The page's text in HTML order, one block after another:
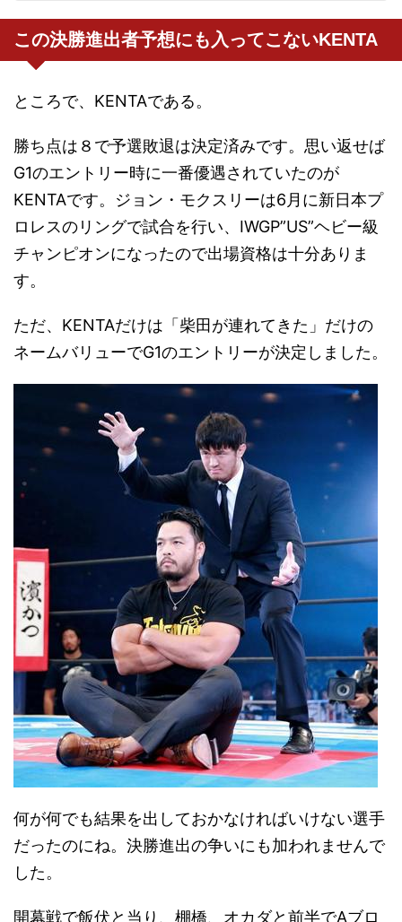
この決勝進出者予想にも入ってこないKENTA
ところで、KENTAである。
勝ち点は８で予選敗退は決定済みです。思い返せば
G1のエントリー時に一番優遇されていたのが
KENTAです。ジョン・モクスリーは6月に新日本プ
ロレスのリングで試合を行い、IWGP”US”ヘビー級
チャンピオンになったので出場資格は十分ありま
す。
ただ、KENTAだけは「柴田が連れてきた」だけの
ネームバリューでG1のエントリーが決定しました。
何が何でも結果を出しておかなければいけない選手
だったのにね。決勝進出の争いにも加われませんで
した。
開幕戦で飯伏と当り、棚橋、オカダと前半でAブロ